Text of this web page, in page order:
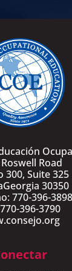
Road
300, Suite 325
30350
770-396-3898
396-3790